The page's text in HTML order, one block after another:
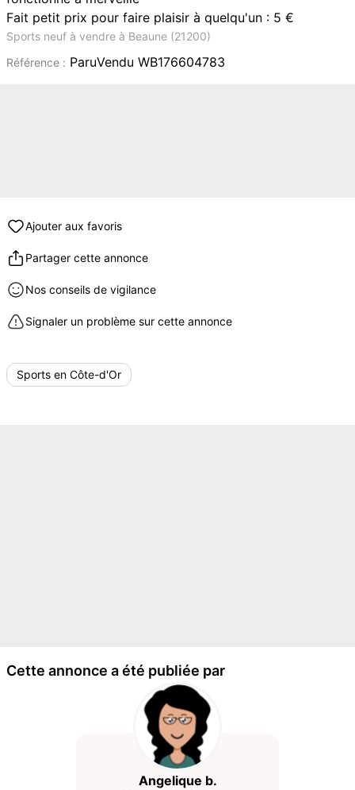
Fait petit prix pour faire plaisir à quelqu'un : 5 €
Sports neuf à vendre à Beaune (21200)
Référence : ParuVendu WB176604783
Ajouter aux favoris
Partager cette annonce
Nos conseils de vigilance
Signaler un problème sur cette annonce
Sports en Côte-d'Or
Cette annonce a été publiée par
Angelique b.